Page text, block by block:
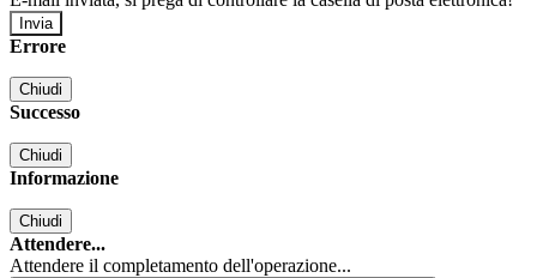
Errore
Chiudi
Successo
Chiudi
Informazione
Chiudi
Attendere...
Attendere il completamento dell'operazione...